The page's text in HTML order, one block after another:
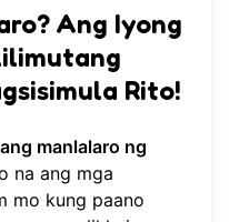
Ang Iyong
Rito!
manlalaro ng
na ang mga
mo kung paano